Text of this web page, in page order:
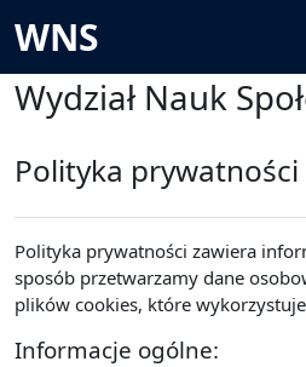
WNS
Wydział Nauk
Polityka prywatności
Polityka prywatności zawiera
sposób przetwarzamy dane
plików cookies, które
Informacje ogólne: